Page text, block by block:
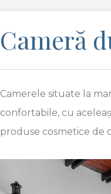
Cameră
Camerele situate la
confortabile, cu
produse cosmetice de
Previous